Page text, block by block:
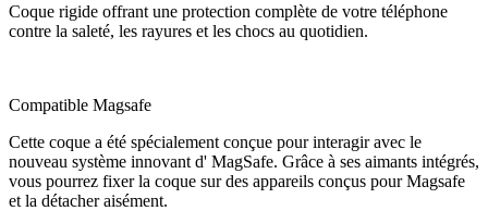
Coque rigide offrant une protection complète de votre téléphone
contre la saleté, les rayures et les chocs au quotidien.
Compatible Magsafe
Cette coque a été spécialement conçue pour interagir avec le
nouveau système innovant d' MagSafe. Grâce à ses aimants intégrés,
vous pourrez fixer la coque sur des appareils conçus pour Magsafe
et la détacher aisément.